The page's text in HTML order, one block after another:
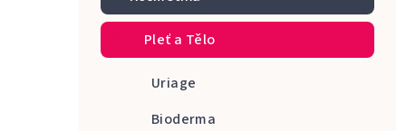
Pleť a Tělo
Uriage
Bioderma